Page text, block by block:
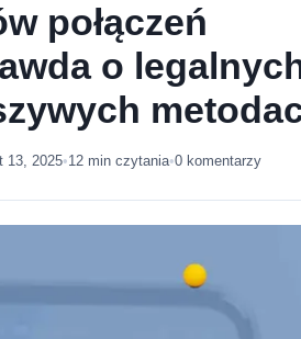
połączeń
o
13, 2025•12 min czytania•0 komentarzy